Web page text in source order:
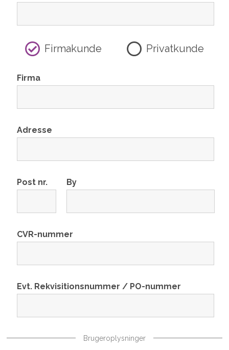
Firmakunde Privatkunde
Firma
Adresse
Post nr. By
CVR-nummer
Evt. Rekvisitionsnummer / PO-nummer
Brugeroplysninger